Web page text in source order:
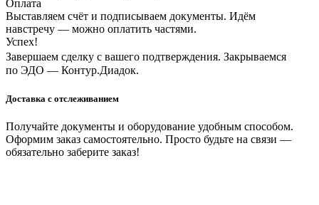
Оплата
Выставляем счёт и подписываем документы. Идём
навстречу — можно оплатить частями.
Успех!
Завершаем сделку с вашего подтверждения. Закрываемся
по ЭДО — Контур.Диадок.
Доставка с отслеживанием
Получайте документы и оборудование удобным способом.
Оформим заказ самостоятельно. Просто будьте на связи —
обязательно заберите заказ!